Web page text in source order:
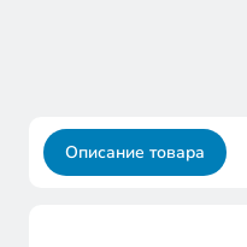
Описание товара